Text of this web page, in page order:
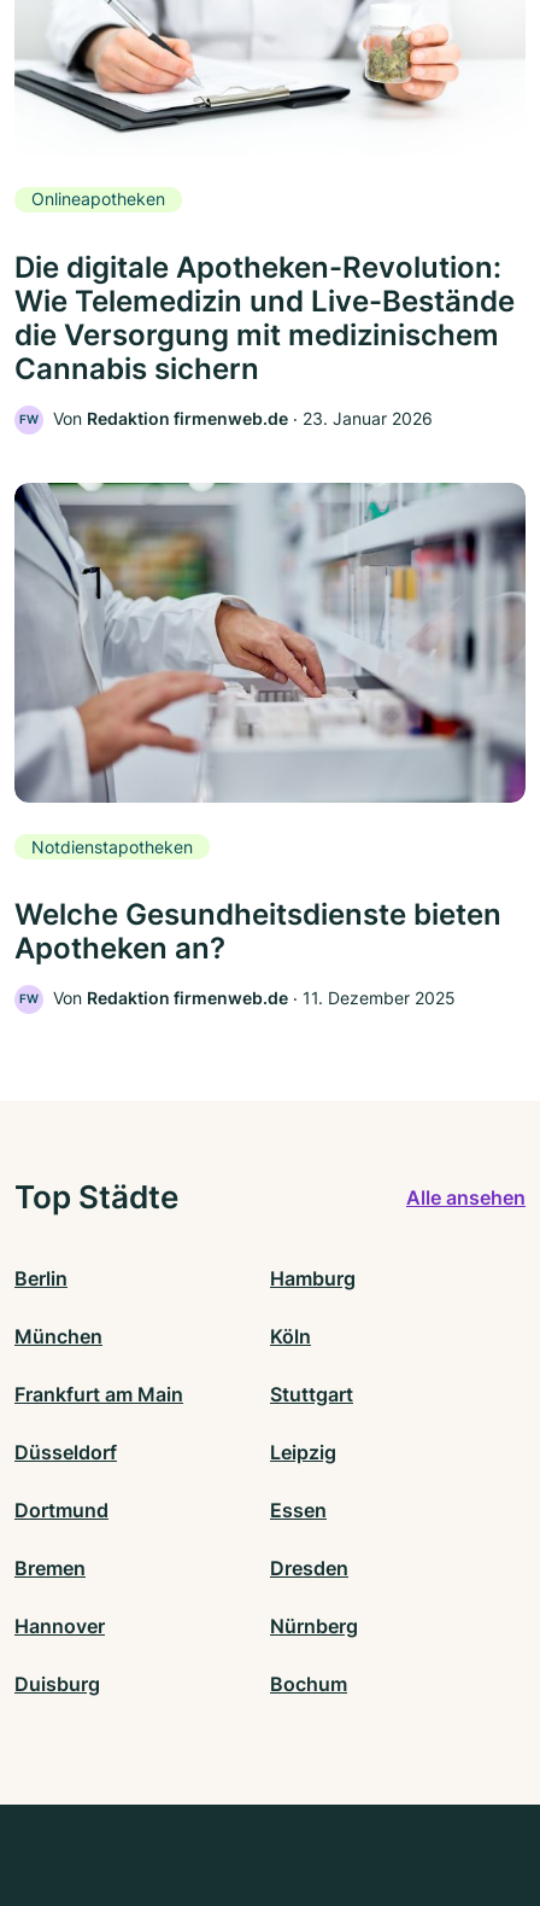
Onlineapotheken
Die digitale Apotheken-Revolution:
Wie Telemedizin und Live-Bestände
die Versorgung mit medizinischem
Cannabis sichern
FW Von Redaktion firmenweb.de ‧ 23. Januar 2026
Notdienstapotheken
Welche Gesundheitsdienste bieten
Apotheken an?
FW Von Redaktion firmenweb.de ‧ 11. Dezember 2025
Top Städte Alle ansehen
Berlin Hamburg
München Köln
Frankfurt am Main Stuttgart
Düsseldorf Leipzig
Dortmund Essen
Bremen Dresden
Hannover Nürnberg
Duisburg Bochum